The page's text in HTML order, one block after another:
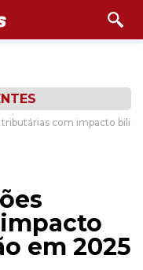
tributárias com impacto
em 2025